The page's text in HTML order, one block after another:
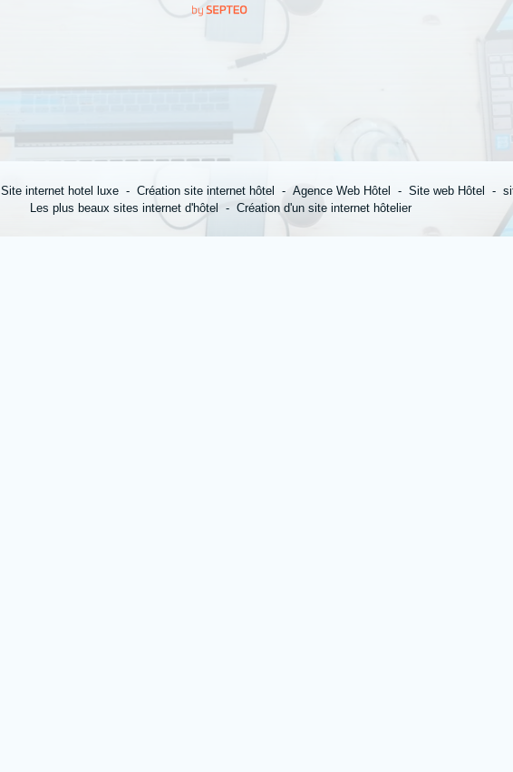
Site internet hotel luxe Création site internet hôtel Agence Web Hôtel Site web Hôtel
Les plus beaux sites internet d'hôtel
Création d'un site internet hôtelier
Nom